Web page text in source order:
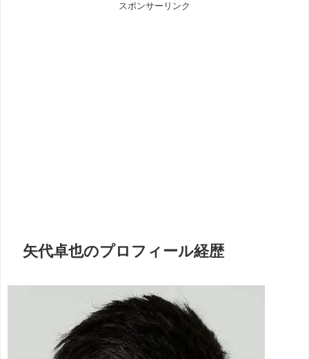
スポンサーリンク
矢代卓也のプロフィール経歴